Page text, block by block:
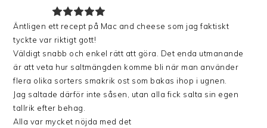
Äntligen ett recept på Mac and cheese som jag faktiskt
tyckte var riktigt gott!
Väldigt snabb och enkel rätt att göra. Det enda utmanande
är att veta hur saltmängden komme bli när man använder
flera olika sorters smakrik ost som bakas ihop i ugnen.
Jag saltade därför inte såsen, utan alla fick salta sin egen
tallrik efter behag.
Alla var mycket nöjda med det